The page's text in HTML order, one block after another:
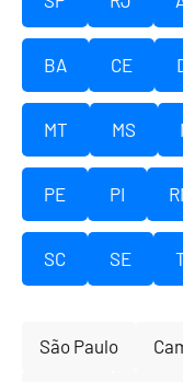
BA CE
MT MS
PE PI
SC SE
São Paulo